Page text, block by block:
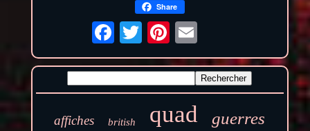
Share
affiches british quad guerres